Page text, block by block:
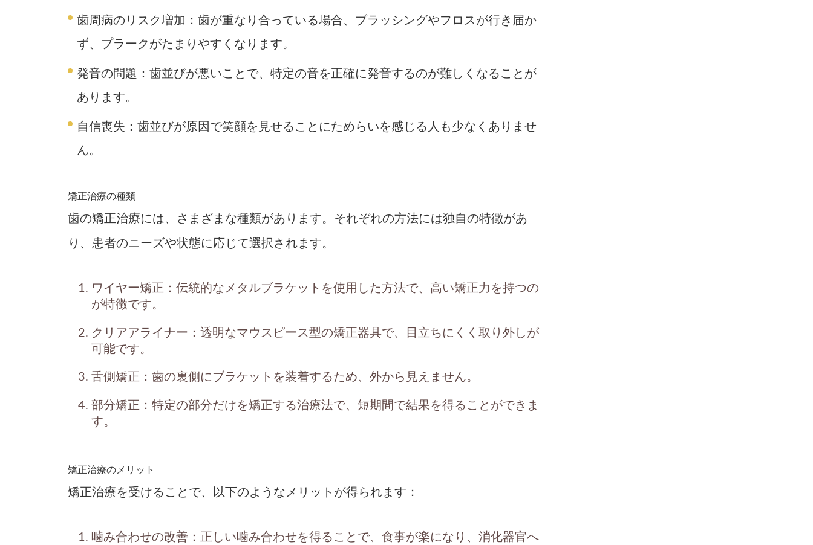
歯周病のリスク増加 ：歯が重なり合っている場合、ブラッシングやフロスが行き届か
ず、プラークがたまりやすくなります。
発音の問題 ：歯並びが悪いことで、特定の音を正確に発音するのが難しくなることが
あります。
自信喪失 ：歯並びが原因で笑顔を見せることにためらいを感じる人も少なくありませ
ん。
矯正治療の種類
歯の矯正治療には、さまざまな種類があります。それぞれの方法には独自の特徴があ
り、患者のニーズや状態に応じて選択されます。
ワイヤー矯正 ：伝統的なメタルブラケットを使用した方法で、高い矯正力を持つの
が特徴です。
クリアアライナー ：透明なマウスピース型の矯正器具で、目立ちにくく取り外しが
可能です。
舌側矯正 ：歯の裏側にブラケットを装着するため、外から見えません。
部分矯正 ：特定の部分だけを矯正する治療法で、短期間で結果を得ることができま
す。
矯正治療のメリット
矯正治療を受けることで、以下のようなメリットが得られます：
噛み合わせの改善 ：正しい噛み合わせを得ることで、食事が楽になり、消化器官へ